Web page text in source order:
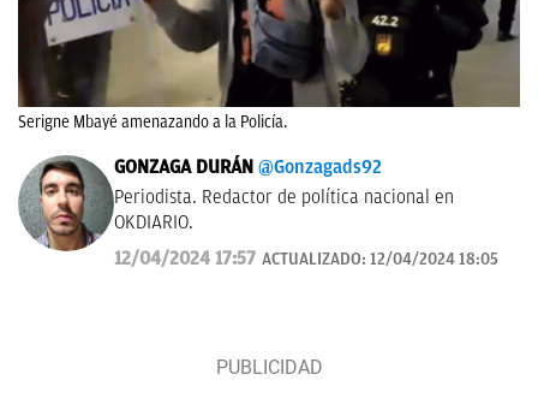
Serigne Mbayé amenazando a la Policía.
GONZAGA DURÁN @Gonzagads92
Periodista. Redactor de política nacional en
OKDIARIO.
12/04/2024 17:57 ACTUALIZADO: 12/04/2024 18:05